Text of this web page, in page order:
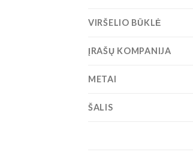
VIRŠELIO BŪKLĖ
ĮRAŠŲ KOMPANIJA
METAI
ŠALIS